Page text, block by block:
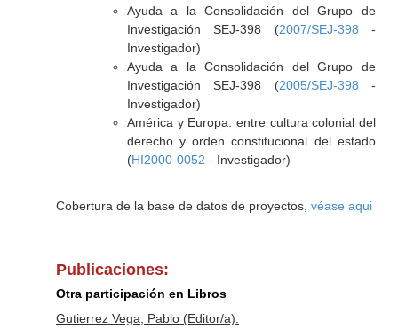
Ayuda a la Consolidación del Grupo de
Investigación SEJ-398 (2007/SEJ-398 -
Investigador)
Ayuda a la Consolidación del Grupo de
Investigación SEJ-398 (2005/SEJ-398 -
Investigador)
América y Europa: entre cultura colonial del
derecho y orden constitucional del estado
(HI2000-0052 - Investigador)
Cobertura de la base de datos de proyectos, véase aqui
Publicaciones:
Otra participación en Libros
Gutierrez Vega, Pablo (Editor/a):